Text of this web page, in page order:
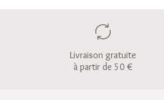
Livraison gratuite
à partir de 50 €